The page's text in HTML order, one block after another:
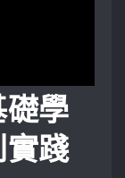
礎學
實踐